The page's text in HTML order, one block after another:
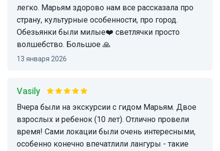
легко. Марьям здорово нам все рассказала про
страну, культурные особенности, про город.
Обезьянки были милые❤️ светлячки просто
волшебство. Большое 🙏
13 января 2026
Vasily
Вчера были на экскурсии с гидом Марьям. Двое
взрослых и ребенок (10 лет). Отлично провели
время! Сами локации были очень интересными,
особенно конечно впечатлили лангуры - такие